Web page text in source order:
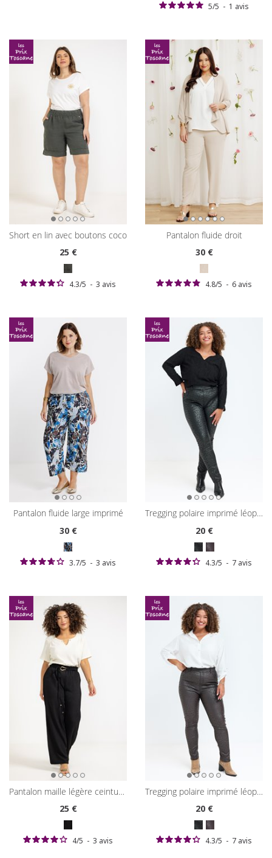
5/5 - 1 avis
short en lin avec boutons coco
25€
4.3/5 - 3 avis
pantalon fluide droit
30€
4.8/5 - 6 avis
pantalon fluide large imprimé
30€
3.7/5 - 3 avis
tregging polaire imprimé léopard
20€
4.3/5 - 7 avis
pantalon maille légère ceinture à boucle
25€
4/5 - 3 avis
tregging polaire imprimé léopard
20€
4.3/5 - 7 avis